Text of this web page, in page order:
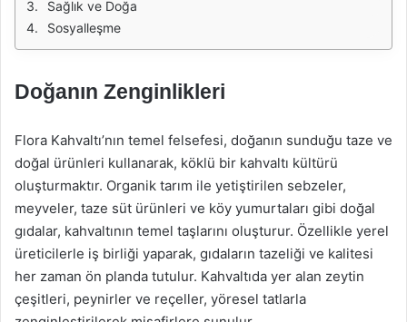
Sağlık ve Doğa
Sosyalleşme
Doğanın Zenginlikleri
Flora Kahvaltı’nın temel felsefesi, doğanın sunduğu taze ve
doğal ürünleri kullanarak, köklü bir kahvaltı kültürü
oluşturmaktır. Organik tarım ile yetiştirilen sebzeler,
meyveler, taze süt ürünleri ve köy yumurtaları gibi doğal
gıdalar, kahvaltının temel taşlarını oluşturur. Özellikle yerel
üreticilerle iş birliği yaparak, gıdaların tazeliği ve kalitesi
her zaman ön planda tutulur. Kahvaltıda yer alan zeytin
çeşitleri, peynirler ve reçeller, yöresel tatlarla